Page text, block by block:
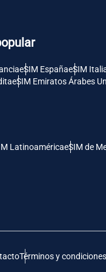
eSIM EspañaeSIM
eSIM Emiratos Árabes
LatinoaméricaeSIM de
Términos y condiciones